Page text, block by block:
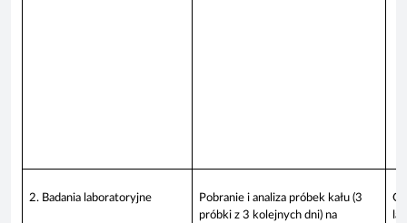
2. Badania laboratoryjne
Pobranie i analiza próbek kału (3
próbki z 3 kolejnych dni) na